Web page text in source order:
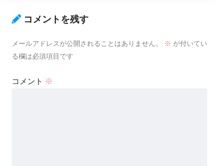
コメントを残す
メールアドレスが公開されることはありません。 ※ が付いてい
る欄は必須項目です
コメント ※